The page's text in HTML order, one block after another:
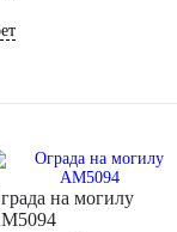
на могилу